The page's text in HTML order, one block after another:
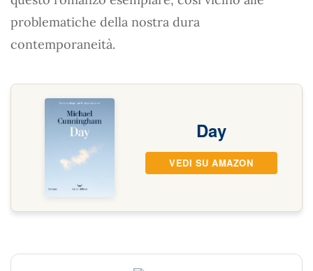
problematiche della nostra dura
contemporaneità.
Day
VEDI SU AMAZON